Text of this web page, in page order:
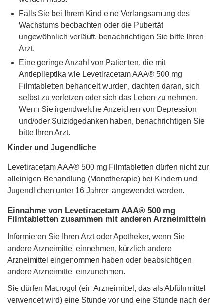
Falls Sie bei Ihrem Kind eine Verlangsamung des
Wachstums beobachten oder die Pubertät
ungewöhnlich verläuft, benachrichtigen Sie bitte Ihren
Arzt.
Eine geringe Anzahl von Patienten, die mit
Antiepileptika wie Levetiracetam AAA® 500 mg
Filmtabletten behandelt wurden, dachten daran, sich
selbst zu verletzen oder sich das Leben zu nehmen.
Wenn Sie irgendwelche Anzeichen von Depression
und/oder Suizidgedanken haben, benachrichtigen Sie
bitte Ihren Arzt.
Kinder und Jugendliche
Levetiracetam AAA® 500 mg Filmtabletten dürfen nicht zur
alleinigen Behandlung (Monotherapie) bei Kindern und
Jugendlichen unter 16 Jahren angewendet werden.
Einnahme von Levetiracetam AAA® 500 mg
Filmtabletten zusammen mit anderen Arzneimitteln
Informieren Sie Ihren Arzt oder Apotheker, wenn Sie
andere Arzneimittel einnehmen, kürzlich andere
Arzneimittel eingenommen haben oder beabsichtigen
andere Arzneimittel einzunehmen.
Sie dürfen Macrogol (ein Arzneimittel, das als Abführmittel
verwendet wird) eine Stunde vor und eine Stunde nach der